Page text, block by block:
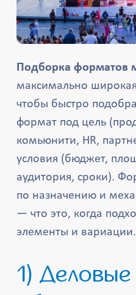
Подборка форматов
максимально
чтобы быстро
формат под цель
комьюнити, HR,
условия (бюджет,
аудитория, сроки).
по назначению и
— что это, когда
элементы и вариации.
1) Деловые и